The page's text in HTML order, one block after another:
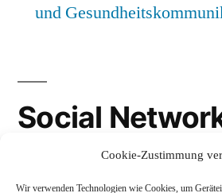
Cookie-Zustimmung
Wir verwenden Technologien wie Cookies, um
und
Social